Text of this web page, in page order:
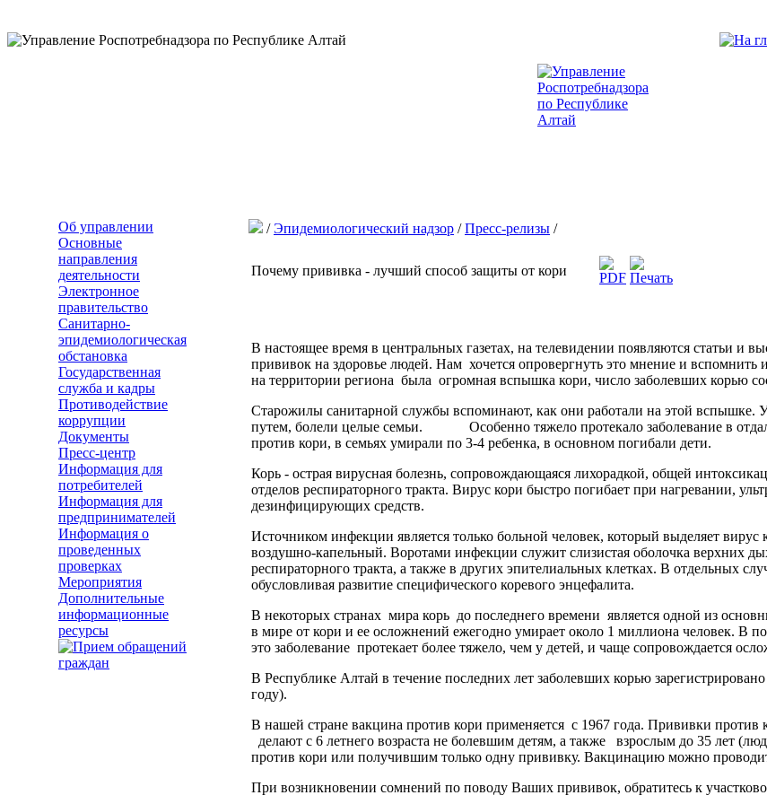
Об управлении
Основные
направления
деятельности
Электронное
правительство
Санитарно-
эпидемиологическая
обстановка
Государственная
служба и кадры
Противодействие
коррупции
Документы
Пресс-центр
Информация для
потребителей
Информация для
предпринимателей
Информация о
проведенных
проверках
Мероприятия
Дополнительные
информационные
ресурсы
/Эпидемиологический надзор /Пресс-релизы /
Почему прививка - лучший способ защиты от кори
В настоящее время в центральных газетах, на телевидении появляются статьи и
прививок на здоровье людей. Нам хочется опровергнуть это мнение и
на территории региона была огромная вспышка кори, число заболевших корью
Старожилы санитарной службы вспоминают, как они работали на этой вспышке.
путем, болели целые семьи. Особенно тяжело протекало заболевание в
против кори, в семьях умирали по 3-4 ребенка, в основном погибали дети.
Корь - острая вирусная болезнь, сопровождающаяся лихорадкой, общей
отделов респираторного тракта. Вирус кори быстро погибает при нагревании,
дезинфицирующих средств.
Источником инфекции является только больной человек, который выделяет
воздушно-капельный. Воротами инфекции служит слизистая оболочка верхних
респираторного тракта, а также в других эпителиальных клетках. В отдельных
обусловливая развитие специфического коревого энцефалита.
В некоторых странах мира корь до последнего времени является одной из
в мире от кори и ее осложнений ежегодно умирает около 1 миллиона человек. В
это заболевание протекает более тяжело, чем у детей, и чаще сопровождается
В Республике Алтай в течение последних лет заболевших корью
году).
В нашей стране вакцина против кори применяется с 1967 года. Прививки против
делают с 6 летнего возраста не болевшим детям, а также взрослым до 35 лет
против кори или получившим только одну прививку. Вакцинацию можно
При возникновении сомнений по поводу Ваших прививок, обратитесь к